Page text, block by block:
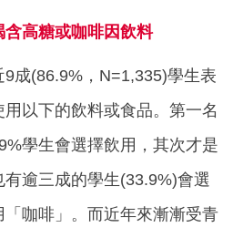
高糖或咖啡因飲料
成(86.9%，N=1,335)學生表
以下的飲料或食品。第一名
學生會選擇飲用，其次才是
有逾三成的學生(33.9%)會選
咖啡」。而近年來漸漸受青